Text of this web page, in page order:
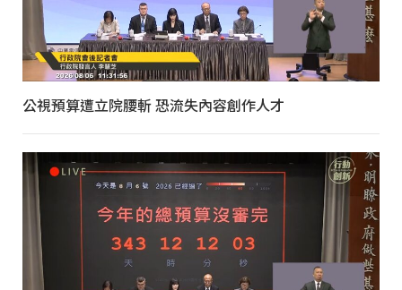
公視預算遭立院腰斬 恐流失內容創作人才